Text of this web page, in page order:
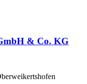
& Co. KG